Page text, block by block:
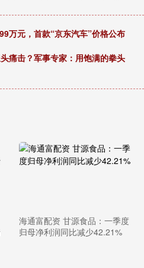
万元，首款“京东汽车”价格公布
痛击？军事专家：用饱满的拳头
海通富配资 甘源食品：一季度
归母净利润同比减少42.21%